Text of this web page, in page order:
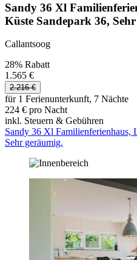
Sandy 36 Xl
Küste Sandepark 36,
Callantsoog
28% Rabatt
1.565 €
2.216 €
für 1 Ferienunterkunft, 7 Nächte
224 € pro Nacht
inkl. Steuern & Gebühren
Sandy 36 Xl Familienferienhaus,
Sehr geräumig.